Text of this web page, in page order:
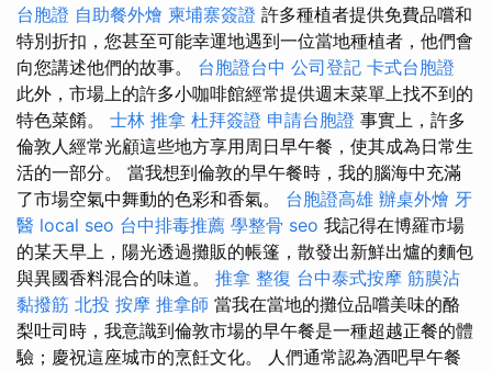
台胞證 自助餐外燴 柬埔寨簽證 許多種植者提供免費品嚐和
特別折扣，您甚至可能幸運地遇到一位當地種植者，他們會
向您講述他們的故事。 台胞證台中 公司登記 卡式台胞證
此外，市場上的許多小咖啡館經常提供週末菜單上找不到的
特色菜餚。 士林 推拿 杜拜簽證 申請台胞證 事實上，許多
倫敦人經常光顧這些地方享用周日早午餐，使其成為日常生
活的一部分。 當我想到倫敦的早午餐時，我的腦海中充滿
了市場空氣中舞動的色彩和香氣。 台胞證高雄 辦桌外燴 牙
醫 local seo 台中排毒推薦 學整骨 seo 我記得在博羅市場
的某天早上，陽光透過攤販的帳篷，散發出新鮮出爐的麵包
與異國香料混合的味道。 推拿 整復 台中泰式按摩 筋膜沾
黏撥筋 北投 按摩 推拿師 當我在當地的攤位品嚐美味的酪
梨吐司時，我意識到倫敦市場的早午餐是一種超越正餐的體
驗；慶祝這座城市的烹飪文化。 人們通常認為酒吧早午餐